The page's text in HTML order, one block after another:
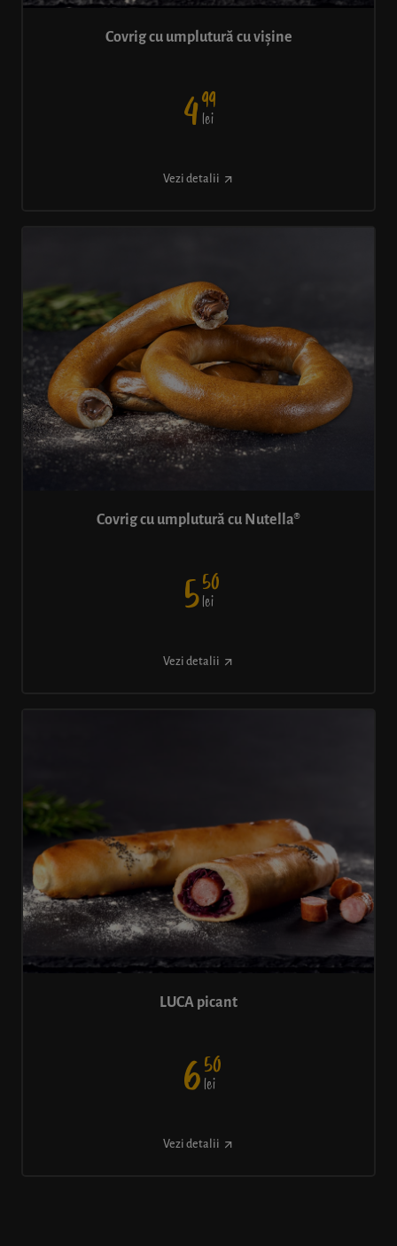
Covrig cu umplutură cu vișine
499
lei
Vezi detalii
Covrig cu umplutură cu Nutella®
550
lei
Vezi detalii
LUCA picant
650
lei
Vezi detalii